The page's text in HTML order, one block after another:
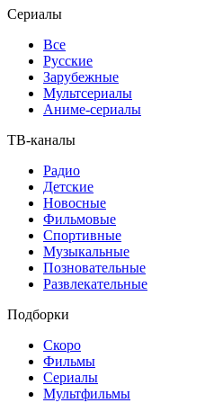
Сериалы
Все
Русские
Зарубежные
Мультсериалы
Аниме-сериалы
ТВ-каналы
Радио
Детские
Новосные
Фильмовые
Спортивные
Музыкальные
Позновательные
Развлекательные
Подборки
Скоро
Фильмы
Сериалы
Мультфильмы